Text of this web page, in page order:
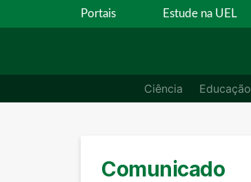
Portais Estude na UEL
Ciência Educação
Comunicado